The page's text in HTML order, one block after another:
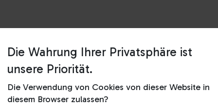
Shop RDB424E1AW
RDB424E1AW
Produktdatenblatt
Die Wahrung Ihrer Privatsphäre ist
unsere Priorität.
Die Verwendung von Cookies von dieser Website in
diesem Browser zulassen?